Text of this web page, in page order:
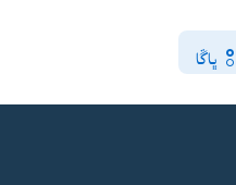
ڀاڱا